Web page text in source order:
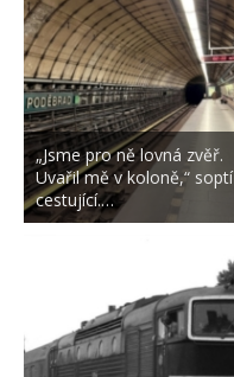
„Jsme pro ně lovná zvěř.
Uvařil mě v koloně,“ soptí
cestující.…